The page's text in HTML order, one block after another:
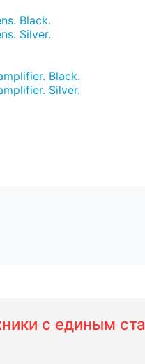
Black.
Silver.
Black.
Silver.
с единым